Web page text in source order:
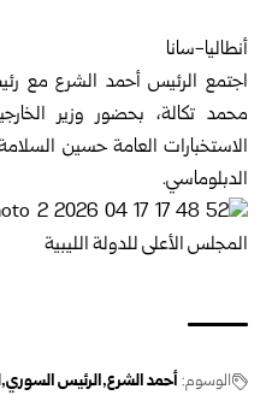
أنطاليا-سانا
اجتمع الرئيس أحمد الشرع مع
محمد تكالة، بحضور وزير
الاستخبارات العامة حسين
الدبلوماسي.
الوسوم: أحمد الشرع الرئيس السوري